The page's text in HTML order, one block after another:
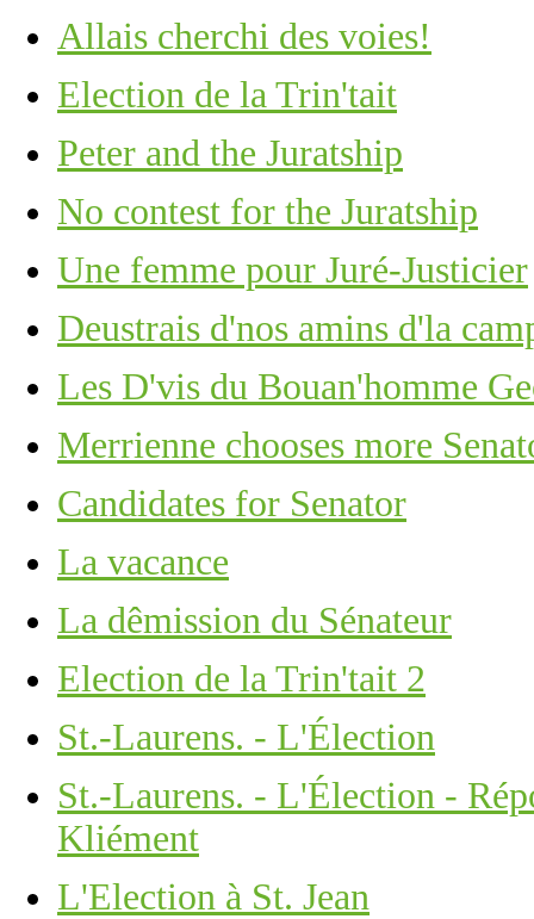
Allais cherchi des voies!
Election de la Trin'tait
Peter and the Juratship
No contest for the Juratship
Une femme pour Juré-Justicier
Deustrais d'nos amins d'la
Les D'vis du Bouan'homme
Merrienne chooses more
Candidates for Senator
La vacance
La dêmission du Sénateur
Election de la Trin'tait 2
St.-Laurens. - L'Élection
St.-Laurens. - L'Élection -
Kliément
L'Election à St. Jean